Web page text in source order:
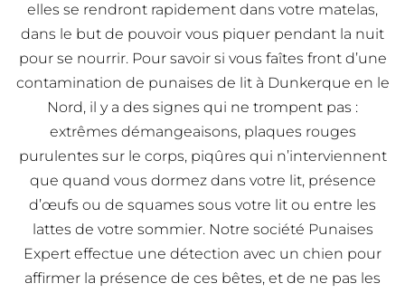
elles se rendront rapidement dans votre matelas,
dans le but de pouvoir vous piquer pendant la nuit
pour se nourrir. Pour savoir si vous faîtes front d’une
contamination de punaises de lit à Dunkerque en le
Nord, il y a des signes qui ne trompent pas :
extrêmes démangeaisons, plaques rouges
purulentes sur le corps, piqûres qui n’interviennent
que quand vous dormez dans votre lit, présence
d’œufs ou de squames sous votre lit ou entre les
lattes de votre sommier. Notre société Punaises
Expert effectue une détection avec un chien pour
affirmer la présence de ces bêtes, et de ne pas les